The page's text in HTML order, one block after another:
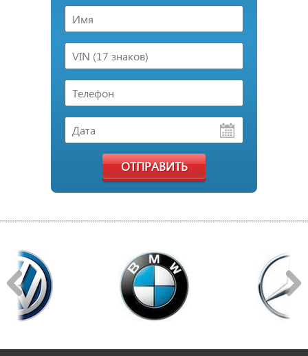
ОТПРАВИТЬ